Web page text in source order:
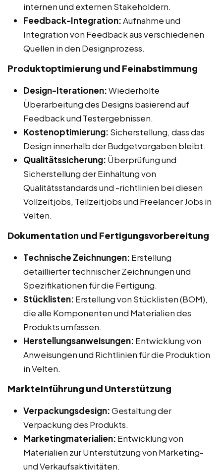
internen und externen Stakeholdern.
Feedback-Integration:Aufnahme und
Integration von Feedback aus verschiedenen
Quellen in den Designprozess.
Produktoptimierung und Feinabstimmung
Design-Iterationen:Wiederholte
Überarbeitung des Designs basierend auf
Feedback und Testergebnissen.
Kostenoptimierung: Sicherstellung, dass das
Design innerhalb der Budgetvorgaben bleibt.
Qualitätssicherung: Überprüfung und
Sicherstellung der Einhaltung von
Qualitätsstandards und -richtlinien bei diesen
Vollzeitjobs, Teilzeitjobs und Freelancer Jobs in
Velten.
Dokumentation und Fertigungsvorbereitung
Technische Zeichnungen: Erstellung
detaillierter technischer Zeichnungen und
Spezifikationen für die Fertigung.
Stücklisten: Erstellung von Stücklisten (BOM),
die alle Komponenten und Materialien des
Produkts umfassen.
Herstellungsanweisungen: Entwicklung von
Anweisungen und Richtlinien für die Produktion
in Velten.
Markteinführung und Unterstützung
Verpackungsdesign:Gestaltung der
Verpackung des Produkts.
Marketingmaterialien: Entwicklung von
Materialien zur Unterstützung von Marketing-
und Verkaufsaktivitäten.